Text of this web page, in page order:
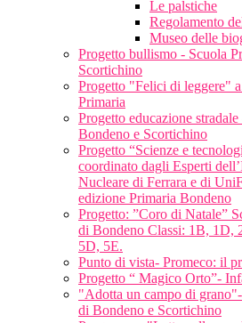
Le palstiche
Regolamento
Museo delle
Progetto bullismo - Scuola
Scortichino
Progetto "Felici di leggere"
Primaria
Progetto educazione
Bondeno e Scortichino
Progetto “Scienze e
coordinato dagli Esperti
Nucleare di Ferrara e di
edizione Primaria Bondeno
Progetto: ”Coro di Natale”
di Bondeno Classi: 1B,
5D, 5E.
Punto di vista- Promeco: il
Progetto “ Magico Orto”-
"Adotta un campo di
di Bondeno e Scortichino